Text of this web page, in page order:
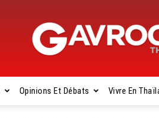
Gavroche
Opinions Et Débats Vivre En